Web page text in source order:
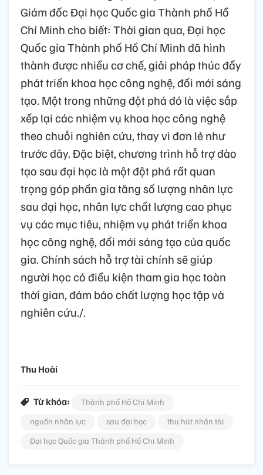
Giám đốc Đại học Quốc gia Thành phố Hồ
Chí Minh cho biết: Thời gian qua, Đại học
Quốc gia Thành phố Hồ Chí Minh đã hình
thành được nhiều cơ chế, giải pháp thúc đẩy
phát triển khoa học công nghệ, đổi mới sáng
tạo. Một trong những đột phá đó là việc sắp
xếp lại các nhiệm vụ khoa học công nghệ
theo chuỗi nghiên cứu, thay vì đơn lẻ như
trước đây. Đặc biệt, chương trình hỗ trợ đào
tạo sau đại học là một đột phá rất quan
trọng góp phần gia tăng số lượng nhân lực
sau đại học, nhân lực chất lượng cao phục
vụ các mục tiêu, nhiệm vụ phát triển khoa
học công nghệ, đổi mới sáng tạo của quốc
gia. Chính sách hỗ trợ tài chính sẽ giúp
người học có điều kiện tham gia học toàn
thời gian, đảm bảo chất lượng học tập và
nghiên cứu./.
Thu Hoài
Từ khóa:
Thành phố Hồ Chí Minh
nguồn nhân lực
sau đại học
thu hút nhân tài
Đại học Quốc gia Thành phố Hồ Chí Minh